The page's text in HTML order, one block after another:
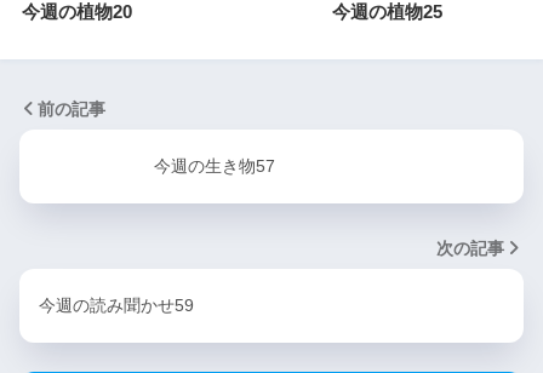
今週の植物20 今週の植物25
前の記事
今週の生き物57
次の記事
今週の読み聞かせ59